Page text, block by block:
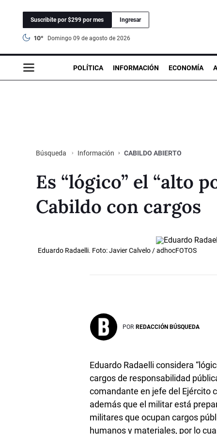
Suscribite por $299 por mes Ingresar
10° domingo 09 de agosto de 2026
POLÍTICA INFORMACIÓN ECONOMÍA
Búsqueda Información CABILDO ABIERTO
Es “lógico” el “alto
Cabildo con cargos
Eduardo Radaelli. Foto: Javier Calvelo / adhocFOTOS
POR REDACCIÓN BÚSQUEDA
Eduardo Radaelli considera
cargos de responsabilidad
comandante en jefe del Ejército
además que el militar está
militares que ocupan cargos
humanos y materiales, por lo